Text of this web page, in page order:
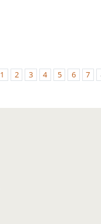
1 2 3 4 5 6 7